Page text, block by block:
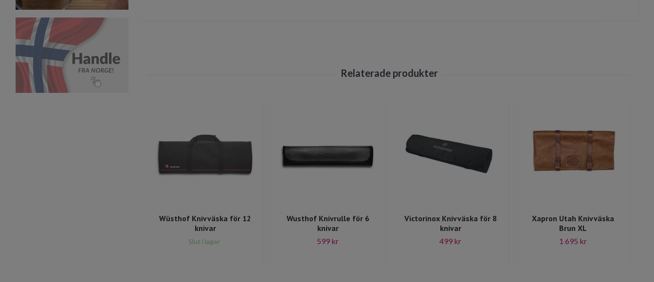
Wüsthof Knivväska för 12
knivar
Slut i lager
Wusthof Knivrulle för 6
knivar
599 kr
Victorinox Knivväska för 8
knivar
499 kr
Xapron Utah Knivväska
Brun XL
1 695 kr